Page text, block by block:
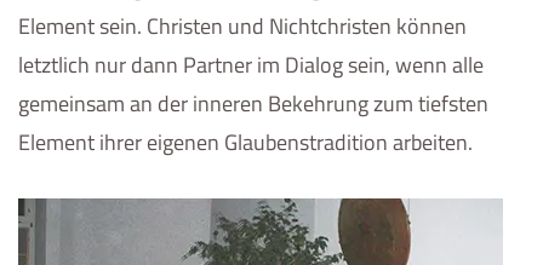
Element sein. Christen und Nichtchristen können
letztlich nur dann Partner im Dialog sein, wenn alle
gemeinsam an der inneren Bekehrung zum tiefsten
Element ihrer eigenen Glaubenstradition arbeiten.